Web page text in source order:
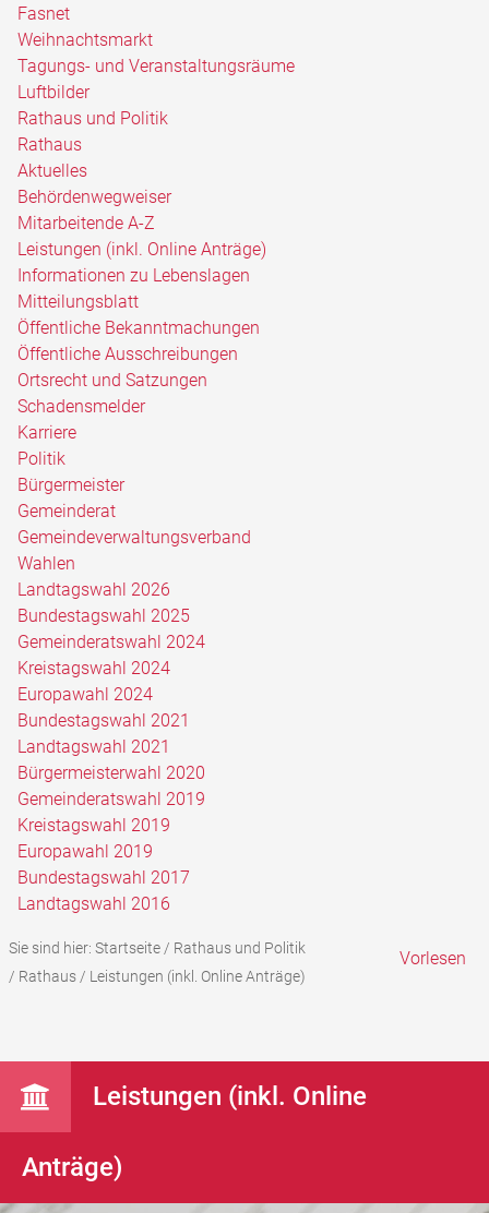
Fasnet
Weihnachtsmarkt
Tagungs- und Veranstaltungsräume
Luftbilder
Rathaus und Politik
Rathaus
Aktuelles
Behördenwegweiser
Mitarbeitende A-Z
Leistungen (inkl. Online Anträge)
Informationen zu Lebenslagen
Mitteilungsblatt
Öffentliche Bekanntmachungen
Öffentliche Ausschreibungen
Ortsrecht und Satzungen
Schadensmelder
Karriere
Politik
Bürgermeister
Gemeinderat
Gemeindeverwaltungsverband
Wahlen
Landtagswahl 2026
Bundestagswahl 2025
Gemeinderatswahl 2024
Kreistagswahl 2024
Europawahl 2024
Bundestagswahl 2021
Landtagswahl 2021
Bürgermeisterwahl 2020
Gemeinderatswahl 2019
Kreistagswahl 2019
Europawahl 2019
Bundestagswahl 2017
Landtagswahl 2016
Sie sind hier: Startseite/ Rathaus und Politik
/ Rathaus/ Leistungen (inkl. Online Anträge)
Vorlesen
Leistungen (inkl. Online
Anträge)